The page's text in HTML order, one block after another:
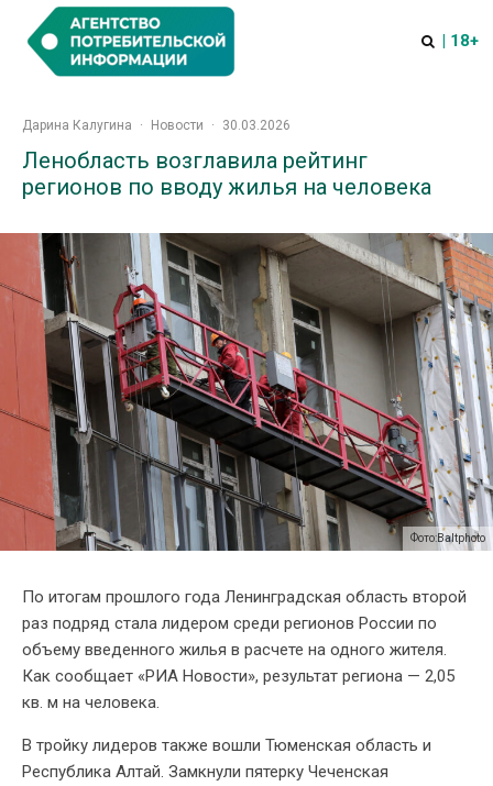
| 18+
Дарина Калугина · Новости · 30.03.2026
Ленобласть возглавила рейтинг
регионов по вводу жилья на человека
Фото:Baltphoto
По итогам прошлого года Ленинградская область второй
раз подряд стала лидером среди регионов России по
объему введенного жилья в расчете на одного жителя.
Как сообщает «РИА Новости», результат региона — 2,05
кв. м на человека.
В тройку лидеров также вошли Тюменская область и
Республика Алтай. Замкнули пятерку Чеченская